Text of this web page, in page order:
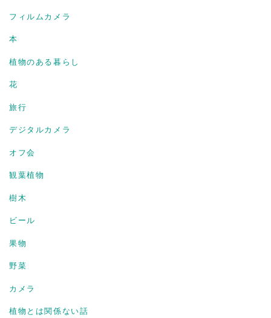
フィルムカメラ
本
植物のある暮らし
花
旅行
デジタルカメラ
オフ会
観葉植物
樹木
ビール
果物
野菜
カメラ
植物とは関係ない話